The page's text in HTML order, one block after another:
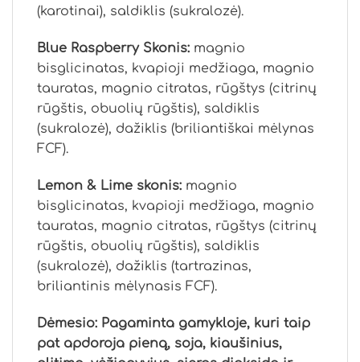
(karotinai), saldiklis (sukralozė).
Blue Raspberry Skonis: magnio
bisglicinatas, kvapioji medžiaga, magnio
tauratas, magnio citratas, rūgštys (citrinų
rūgštis, obuolių rūgštis), saldiklis
(sukralozė), dažiklis (briliantiškai mėlynas
FCF).
Lemon & Lime skonis: magnio
bisglicinatas, kvapioji medžiaga, magnio
tauratas, magnio citratas, rūgštys (citrinų
rūgštis, obuolių rūgštis), saldiklis
(sukralozė), dažiklis (tartrazinas,
briliantinis mėlynasis FCF).
Dėmesio: Pagaminta gamykloje, kuri taip
pat apdoroja pieną, soja, kiaušinius,